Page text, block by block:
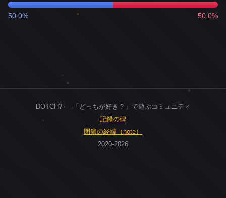
50.0% 50.0%
DOTCH? — 「どっちが好き？」で遊ぶコミュニティ
記録の碑
閉鎖の経緯（note）
2020-2026